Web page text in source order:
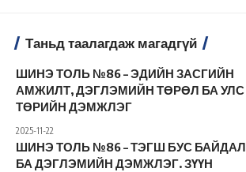
Таньд таалагдаж магадгүй
ШИНЭ ТОЛЬ №86 – ЭДИЙН ЗАСГИЙН
АМЖИЛТ, ДЭГЛЭМИЙН ТӨРӨЛ БА УЛС
ТӨРИЙН ДЭМЖЛЭГ
2025-11-22
ШИНЭ ТОЛЬ №86 – ТЭГШ БУС БАЙДАЛ
БА ДЭГЛЭМИЙН ДЭМЖЛЭГ. ЗҮҮН